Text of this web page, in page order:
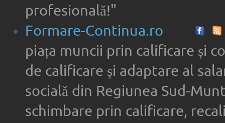
profesională!"
Formare-Continua.ro
piața muncii prin calificare și
de calificare și adaptare al
socială din Regiunea Sud-
schimbare prin calificare,